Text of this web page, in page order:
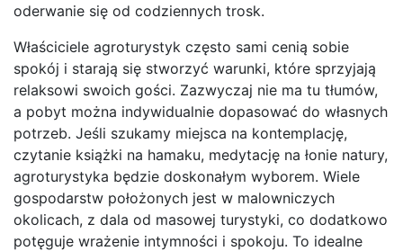
oderwanie się od codziennych trosk.
Właściciele agroturystyk często sami cenią sobie
spokój i starają się stworzyć warunki, które sprzyjają
relaksowi swoich gości. Zazwyczaj nie ma tu tłumów,
a pobyt można indywidualnie dopasować do własnych
potrzeb. Jeśli szukamy miejsca na kontemplację,
czytanie książki na hamaku, medytację na łonie natury,
agroturystyka będzie doskonałym wyborem. Wiele
gospodarstw położonych jest w malowniczych
okolicach, z dala od masowej turystyki, co dodatkowo
potęguje wrażenie intymności i spokoju. To idealne